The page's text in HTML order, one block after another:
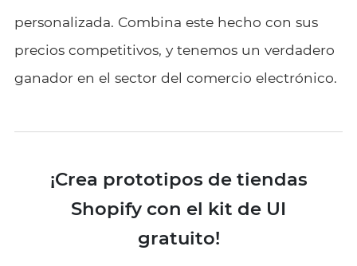
personalizada. Combina este hecho con sus
precios competitivos, y tenemos un verdadero
ganador en el sector del comercio electrónico.
¡Crea prototipos de tiendas
Shopify con el kit de UI
gratuito!